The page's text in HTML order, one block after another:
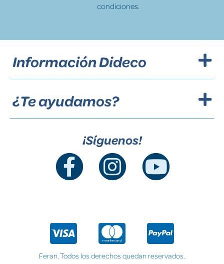
condiciones.
Información Dideco
¿Te ayudamos?
¡Síguenos!
Feran. Todos los derechos quedan reservados.